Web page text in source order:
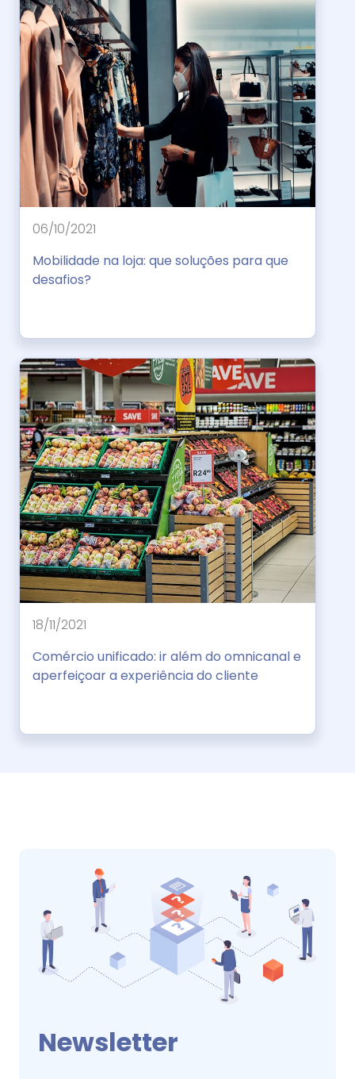
06/10/2021
Mobilidade na loja: que soluções para que
desafios?
18/11/2021
Comércio unificado: ir além do omnicanal e
aperfeiçoar a experiência do cliente
Newsletter